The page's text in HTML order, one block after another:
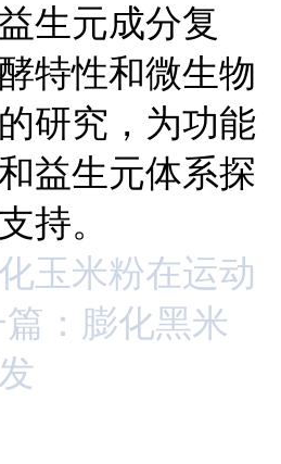
生元成分复
特性和微生物
研究，为功能
益生元体系探
持。
玉米粉在运动
：膨化黑米